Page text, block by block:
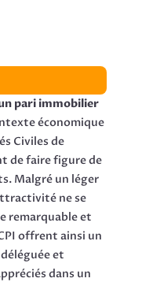
pari immobilier
économique
Civiles de
de faire figure de
Malgré un léger
ne se
remarquable et
offrent ainsi un
et
dans un